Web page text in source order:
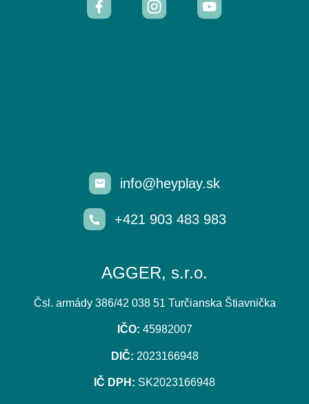
info@heyplay.sk
+421 903 483 983
AGGER, s.r.o.
Čsl. armády 386/42 038 51 Turčianska Štiavnička
IČO: 45982007
DIČ: 2023166948
IČ DPH: SK2023166948